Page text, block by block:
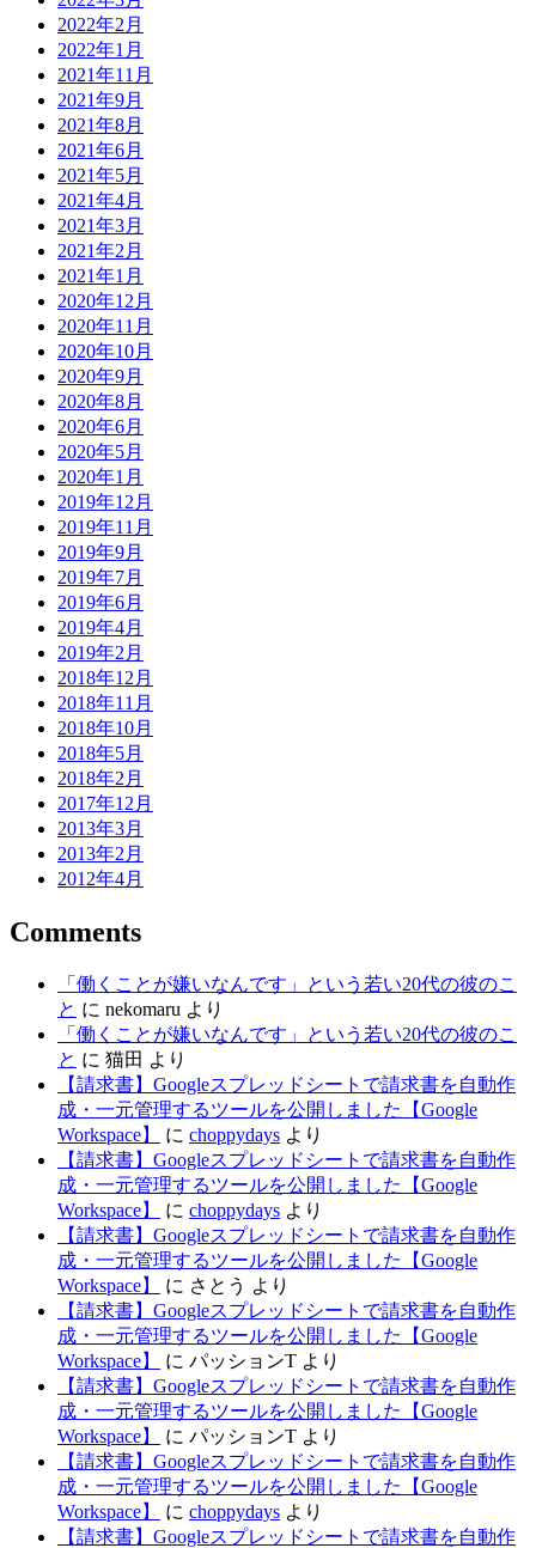
2022年2月
2022年1月
2021年11月
2021年9月
2021年8月
2021年6月
2021年5月
2021年4月
2021年3月
2021年2月
2021年1月
2020年12月
2020年11月
2020年10月
2020年9月
2020年8月
2020年6月
2020年5月
2020年1月
2019年12月
2019年11月
2019年9月
2019年7月
2019年6月
2019年4月
2019年2月
2018年12月
2018年11月
2018年10月
2018年5月
2018年2月
2017年12月
2013年3月
2013年2月
2012年4月
Comments
「働くことが嫌いなんです」という若い20代の彼のこ
と に nekomaru より
「働くことが嫌いなんです」という若い20代の彼のこ
と に 猫田 より
【請求書】Googleスプレッドシートで請求書を自動作
成・一元管理するツールを公開しました【Google
Workspace】
に choppydays より
【請求書】Googleスプレッドシートで請求書を自動作
成・一元管理するツールを公開しました【Google
Workspace】
に choppydays より
【請求書】Googleスプレッドシートで請求書を自動作
成・一元管理するツールを公開しました【Google
Workspace】
に さとう より
【請求書】Googleスプレッドシートで請求書を自動作
成・一元管理するツールを公開しました【Google
Workspace】
に パッションT より
【請求書】Googleスプレッドシートで請求書を自動作
成・一元管理するツールを公開しました【Google
Workspace】
に パッションT より
【請求書】Googleスプレッドシートで請求書を自動作
成・一元管理するツールを公開しました【Google
Workspace】
に choppydays より
【請求書】Googleスプレッドシートで請求書を自動作